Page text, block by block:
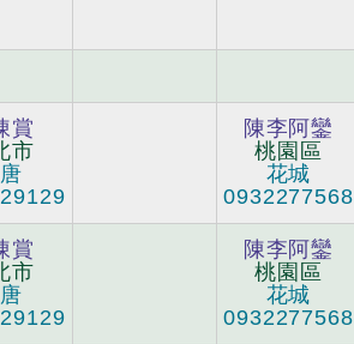
賞
市
陳李阿鑾
桃園區
花城
0932277568
賞
市
陳李阿鑾
桃園區
花城
0932277568